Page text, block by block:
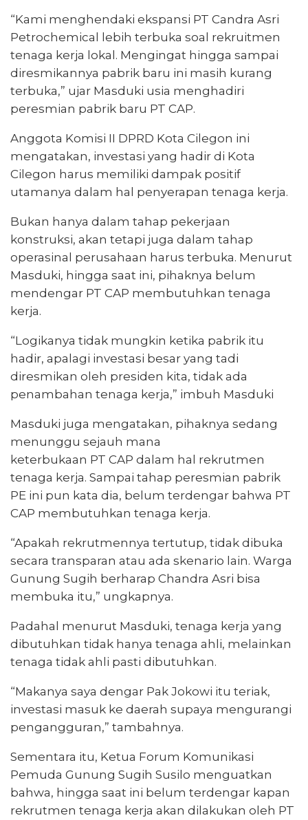
“Kami menghendaki ekspansi PT Candra Asri
Petrochemical lebih terbuka soal rekruitmen
tenaga kerja lokal. Mengingat hingga sampai
diresmikannya pabrik baru ini masih kurang
terbuka,” ujar Masduki usia menghadiri
peresmian pabrik baru PT CAP.
Anggota Komisi II DPRD Kota Cilegon ini
mengatakan, investasi yang hadir di Kota
Cilegon harus memiliki dampak positif
utamanya dalam hal penyerapan tenaga kerja.
Bukan hanya dalam tahap pekerjaan
konstruksi, akan tetapi juga dalam tahap
operasinal perusahaan harus terbuka. Menurut
Masduki, hingga saat ini, pihaknya belum
mendengar PT CAP membutuhkan tenaga
kerja.
“Logikanya tidak mungkin ketika pabrik itu
hadir, apalagi investasi besar yang tadi
diresmikan oleh presiden kita, tidak ada
penambahan tenaga kerja,” imbuh Masduki
Masduki juga mengatakan, pihaknya sedang
menunggu sejauh mana
keterbukaan PT CAP dalam hal rekrutmen
tenaga kerja. Sampai tahap peresmian pabrik
PE ini pun kata dia, belum terdengar bahwa PT
CAP membutuhkan tenaga kerja.
“Apakah rekrutmennya tertutup, tidak dibuka
secara transparan atau ada skenario lain. Warga
Gunung Sugih berharap Chandra Asri bisa
membuka itu,” ungkapnya.
Padahal menurut Masduki, tenaga kerja yang
dibutuhkan tidak hanya tenaga ahli, melainkan
tenaga tidak ahli pasti dibutuhkan.
“Makanya saya dengar Pak Jokowi itu teriak,
investasi masuk ke daerah supaya mengurangi
pengangguran,” tambahnya.
Sementara itu, Ketua Forum Komunikasi
Pemuda Gunung Sugih Susilo menguatkan
bahwa, hingga saat ini belum terdengar kapan
rekrutmen tenaga kerja akan dilakukan oleh PT